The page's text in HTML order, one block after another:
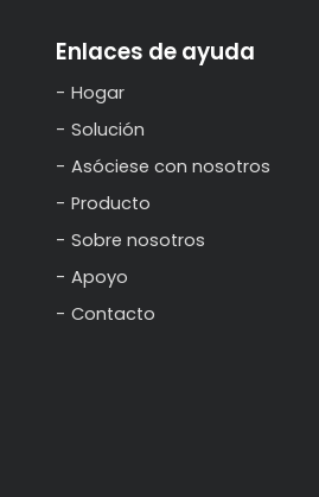
Enlaces de ayuda
Hogar
Solución
Asóciese con nosotros
Producto
Sobre nosotros
Apoyo
Contacto